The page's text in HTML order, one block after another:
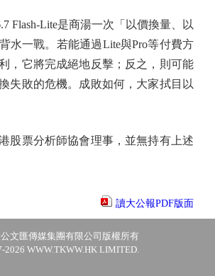
Flash-Lite是商湯一次「以價換量、以
水一戰。若能通過Lite與Pro等付費方
，它將完成絕地反擊；反之，則可能
失敗的危機。成敗如何，大家拭目以
票分析師協會理事，並無持有上述
讀大公報PDF版面
文匯傳媒集團有限公司版權所有
2026 WWW.TKWW.HK LIMITED.